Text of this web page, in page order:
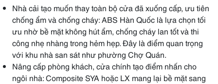
Nhà cải tạo muốn thay toàn bộ cửa đã xuống cấp, ưu tiên
chống ẩm và chống cháy: ABS Hàn Quốc là lựa chọn tối
ưu nhờ bề mặt không hút ẩm, chống cháy lan tốt và thi
công nhẹ nhàng trong hẻm hẹp. Đây là điểm quan trọng
với khu nhà san sát như phường Chợ Quán.
Nâng cấp phòng khách, cửa chính tạo điểm nhấn cho
ngôi nhà: Composite SYA hoặc LX mang lại bề mặt sang